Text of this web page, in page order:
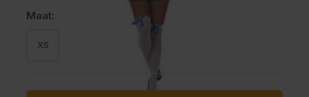
Maat:
XS